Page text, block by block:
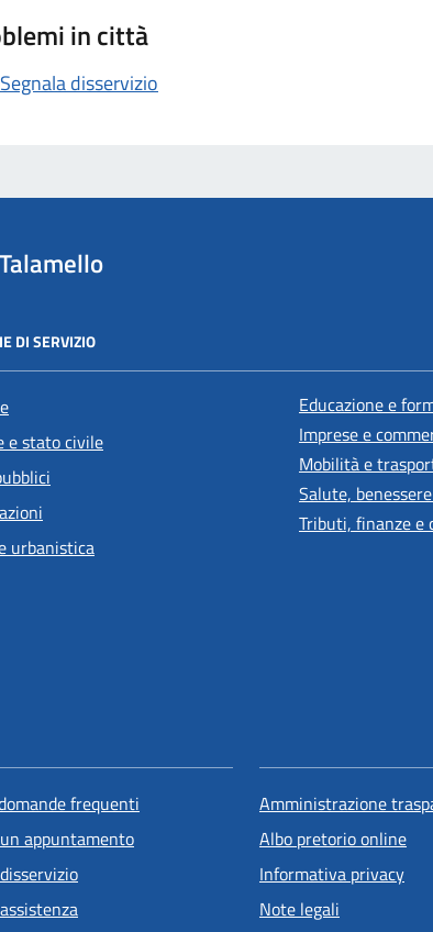
in città
Segnala disservizio
DI SERVIZIO
e stato civile
urbanistica
Educazione e
Imprese e
Mobilità e
Salute,
Tributi, finanze e
frequenti
appuntamento
Amministrazione
Albo pretorio online
Informativa privacy
Note legali